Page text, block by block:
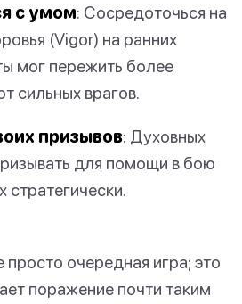
с умом: Сосредоточься на
(Vigor) на ранних
мог пережить более
сильных врагов.
призывов: Духовных
для помощи в бою
просто очередная игра; это
поражение почти таким